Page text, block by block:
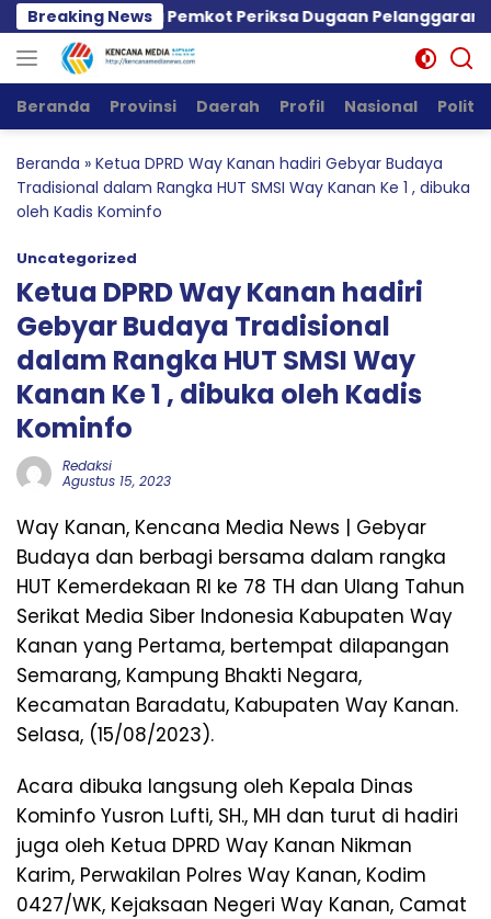
Langsung
ke
konten
Breaking News
Minta Pemkot Periksa Dugaan Pelanggaran GSJ
Beranda Provinsi Daerah Profil Nasional Politik
Beranda » Ketua DPRD Way Kanan hadiri Gebyar Budaya
Tradisional dalam Rangka HUT SMSI Way Kanan Ke 1 , dibuka
oleh Kadis Kominfo
Uncategorized
Ketua DPRD Way Kanan hadiri
Gebyar Budaya Tradisional
dalam Rangka HUT SMSI Way
Kanan Ke 1 , dibuka oleh Kadis
Kominfo
Redaksi
Agustus 15, 2023
Way Kanan, Kencana Media News | Gebyar
Budaya dan berbagi bersama dalam rangka
HUT Kemerdekaan RI ke 78 TH dan Ulang Tahun
Serikat Media Siber Indonesia Kabupaten Way
Kanan yang Pertama, bertempat dilapangan
Semarang, Kampung Bhakti Negara,
Kecamatan Baradatu, Kabupaten Way Kanan.
Selasa, (15/08/2023).
Acara dibuka langsung oleh Kepala Dinas
Kominfo Yusron Lufti, SH., MH dan turut di hadiri
juga oleh Ketua DPRD Way Kanan Nikman
Karim, Perwakilan Polres Way Kanan, Kodim
0427/WK, Kejaksaan Negeri Way Kanan, Camat